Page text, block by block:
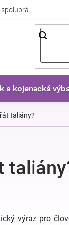
a kojenecká
taliány?
výraz pro